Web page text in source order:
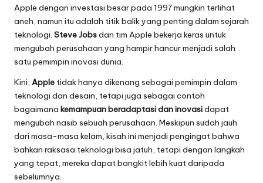
Apple dengan investasi besar pada 1997 mungkin terlihat
aneh, namun itu adalah titik balik yang penting dalam sejarah
teknologi. Steve Jobsdan tim Apple bekerja keras untuk
mengubah perusahaan yang hampir hancur menjadi salah
satu pemimpin inovasi dunia.
Kini, Apple tidak hanya dikenang sebagai pemimpin dalam
teknologi dan desain, tetapi juga sebagai contoh
bagaimana kemampuan beradaptasi dan inovasidapat
mengubah nasib sebuah perusahaan. Meskipun sudah jauh
dari masa-masa kelam, kisah ini menjadi pengingat bahwa
bahkan raksasa teknologi bisa jatuh, tetapi dengan langkah
yang tepat, mereka dapat bangkit lebih kuat daripada
sebelumnya.